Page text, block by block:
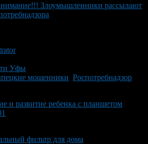
Злоумышленники рассылают
Уфы
мошенники Роспотребнадзор
и развитие ребенка с планшетом
фильтр для дома